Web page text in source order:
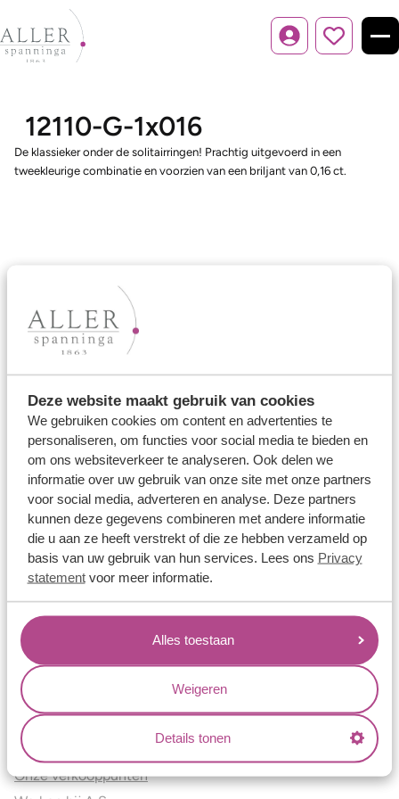
Deze website maakt gebruik van cookies
We gebruiken cookies om content en advertenties te
personaliseren, om functies voor social media te bieden en
om ons websiteverkeer te analyseren. Ook delen we
informatie over uw gebruik van onze site met onze partners
voor social media, adverteren en analyse. Deze partners
kunnen deze gegevens combineren met andere informatie
die u aan ze heeft verstrekt of die ze hebben verzameld op
basis van uw gebruik van hun services. Lees ons Privacy
statementvoor meer informatie.
Alles toestaan
Weigeren
Details tonen
Inloggen
12110-G-1x016
De klassieker onder de solitairringen! Prachtig uitgevoerd in een
tweekleurige combinatie en voorzien van een briljant van 0,16 ct.
Ons aanbod
Trouwringen
Memoireringen
Verlovingsringen
Vriendschapsringen
Over ons
Aller Spanninga
Historie
Certificaten
Blogs
Jouw voordelen
Conflictvrije Materialen
Oneindig veel mogelijkheden
Kwaliteit
Juweliers & Contact
Onze verkooppunten